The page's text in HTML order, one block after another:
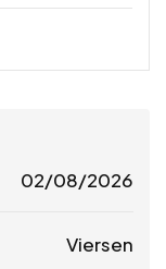
02/08/2026
Viersen